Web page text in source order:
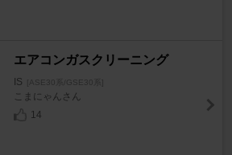
エアコンガスクリーニング
IS [ASE30系/GSE30系]
こまにゃんさん
14